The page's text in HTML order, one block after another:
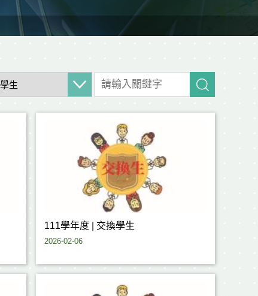
111學年度 | 交換學生
2026-02-06